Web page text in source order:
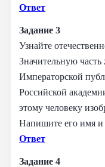
Ответ
Задание 3
Узнайте
Значительную
Императорской
Российской
этому человеку
Напишите его имя
Ответ
Задание 4